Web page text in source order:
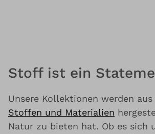
Stoff ist ein
Unsere Kollektionen werden
Stoffen und Materialien
Natur zu bieten hat. Ob es sich